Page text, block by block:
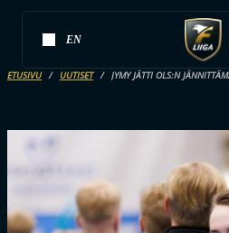
EN
ETUSIVU UUTISET